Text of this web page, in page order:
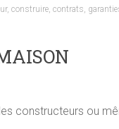
, construire, contrats,
constructeurs ou